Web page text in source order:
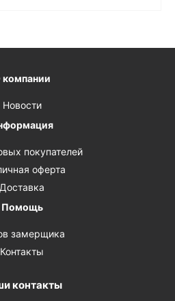
компании
Новости
покупателей
оферта
Доставка
Помощь
замерщика
Контакты
контакты